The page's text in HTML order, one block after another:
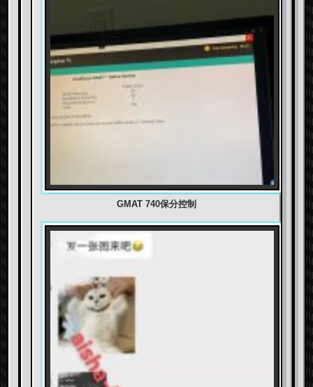
GMAT 740保分控制